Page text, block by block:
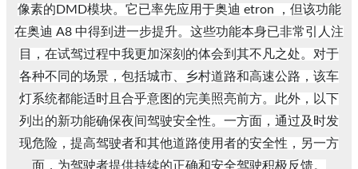
像素的DMD模块。它已率先应用于奥迪 etron ，但该功能
在奥迪 A8 中得到进一步提升。这些功能本身已非常引人注
目，在试驾过程中我更加深刻的体会到其不凡之处。对于
各种不同的场景，包括城市、乡村道路和高速公路，该车
灯系统都能适时且合乎意图的完美照亮前方。此外，以下
列出的新功能确保夜间驾驶安全性。一方面，通过及时发
现危险，提高驾驶者和其他道路使用者的安全性，另一方
面，为驾驶者提供持续的正确和安全驾驶积极反馈。